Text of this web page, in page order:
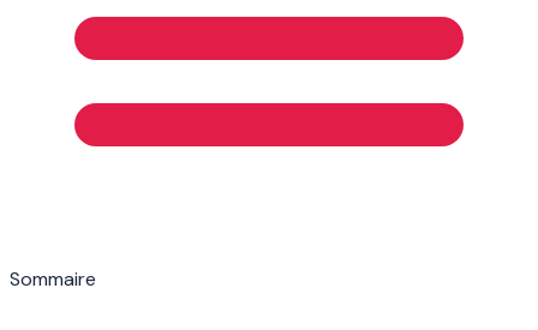
Sommaire